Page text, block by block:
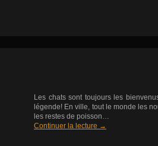
Les chats sont toujours les
légende! En ville, tout le monde les
les restes de poisson…
Continuer la lecture →